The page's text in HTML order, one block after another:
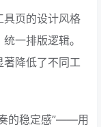
具页的设计风格
一排版逻辑。
降低了不同工
的稳定感”——用